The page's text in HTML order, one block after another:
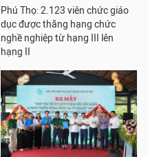
Phú Thọ: 2.123 viên chức giáo
dục được thăng hạng chức
nghề nghiệp từ hạng III lên
hạng II